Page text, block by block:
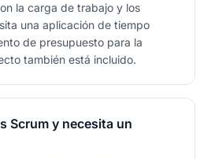
la carga de trabajo y los
una aplicación de tiempo
de presupuesto para la
también está incluido.
Scrum y necesita un